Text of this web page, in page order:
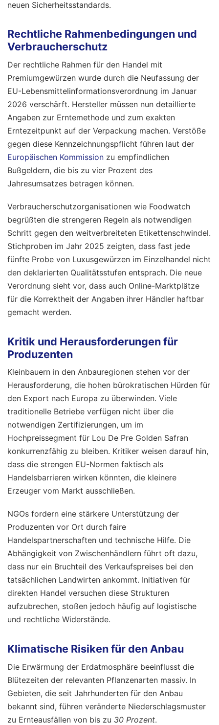
neuen Sicherheitsstandards.
Rechtliche Rahmenbedingungen und
Verbraucherschutz
Der rechtliche Rahmen für den Handel mit
Premiumgewürzen wurde durch die Neufassung der
EU-Lebensmittelinformationsverordnung im Januar
2026 verschärft. Hersteller müssen nun detaillierte
Angaben zur Erntemethode und zum exakten
Erntezeitpunkt auf der Verpackung machen. Verstöße
gegen diese Kennzeichnungspflicht führen laut der
Europäischen Kommission zu empfindlichen
Bußgeldern, die bis zu vier Prozent des
Jahresumsatzes betragen können.
Verbraucherschutzorganisationen wie Foodwatch
begrüßten die strengeren Regeln als notwendigen
Schritt gegen den weitverbreiteten Etikettenschwindel.
Stichproben im Jahr 2025 zeigten, dass fast jede
fünfte Probe von Luxusgewürzen im Einzelhandel nicht
den deklarierten Qualitätsstufen entsprach. Die neue
Verordnung sieht vor, dass auch Online-Marktplätze
für die Korrektheit der Angaben ihrer Händler haftbar
gemacht werden.
Kritik und Herausforderungen für
Produzenten
Kleinbauern in den Anbauregionen stehen vor der
Herausforderung, die hohen bürokratischen Hürden für
den Export nach Europa zu überwinden. Viele
traditionelle Betriebe verfügen nicht über die
notwendigen Zertifizierungen, um im
Hochpreissegment für Lou De Pre Golden Safran
konkurrenzfähig zu bleiben. Kritiker weisen darauf hin,
dass die strengen EU-Normen faktisch als
Handelsbarrieren wirken könnten, die kleinere
Erzeuger vom Markt ausschließen.
NGOs fordern eine stärkere Unterstützung der
Produzenten vor Ort durch faire
Handelspartnerschaften und technische Hilfe. Die
Abhängigkeit von Zwischenhändlern führt oft dazu,
dass nur ein Bruchteil des Verkaufspreises bei den
tatsächlichen Landwirten ankommt. Initiativen für
direkten Handel versuchen diese Strukturen
aufzubrechen, stoßen jedoch häufig auf logistische
und rechtliche Widerstände.
Klimatische Risiken für den Anbau
Die Erwärmung der Erdatmosphäre beeinflusst die
Blütezeiten der relevanten Pflanzenarten massiv. In
Gebieten, die seit Jahrhunderten für den Anbau
bekannt sind, führen veränderte Niederschlagsmuster
zu Ernteausfällen von bis zu 30 Prozent.